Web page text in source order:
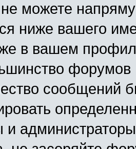
можете
ниже вашего
в вашем
форумов
сообщений
и